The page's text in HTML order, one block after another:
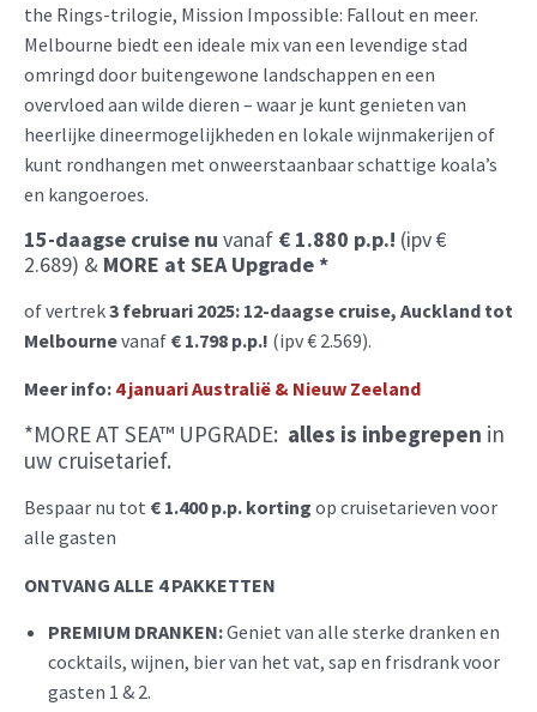
the Rings-trilogie, Mission Impossible: Fallout en meer.
Melbourne biedt een ideale mix van een levendige stad
omringd door buitengewone landschappen en een
overvloed aan wilde dieren – waar je kunt genieten van
heerlijke dineermogelijkheden en lokale wijnmakerijen of
kunt rondhangen met onweerstaanbaar schattige koala’s
en kangoeroes.
15-daagse cruise nu vanaf € 1.880 p.p.! (ipv €
2.689) & MORE at SEA Upgrade *
of vertrek3 februari 2025: 12-daagse cruise, Auckland tot
Melbournevanaf € 1.798 p.p.! (ipv€ 2.569).
Meer info: 4 januari Australië & Nieuw Zeeland
*MORE AT SEA™ UPGRADE: alles is inbegrepen in
uw cruisetarief.
Bespaar nu tot € 1.400 p.p. korting op cruisetarieven voor
alle gasten
ONTVANG ALLE 4 PAKKETTEN
PREMIUM DRANKEN:Geniet van alle sterke dranken en
cocktails, wijnen, bier van het vat, sap en frisdrank voor
gasten 1 & 2.